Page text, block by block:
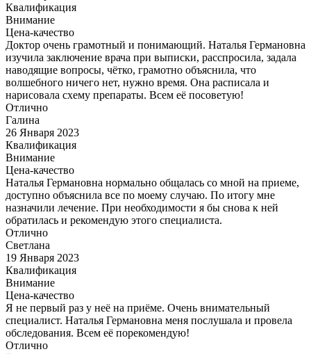
Квалификация
Внимание
Цена-качество
Доктор очень грамотный и понимающий. Наталья Германовна
изучила заключение врача при выписки, расспросила, задала
наводящие вопросы, чётко, грамотно объяснила, что
волшебного ничего нет, нужно время. Она расписала и
нарисовала схему препараты. Всем её посоветую!
Отлично
Галина
26 Января 2023
Квалификация
Внимание
Цена-качество
Наталья Германовна нормально общалась со мной на приеме,
доступно объяснила все по моему случаю. По итогу мне
назначили лечение. При необходимости я бы снова к ней
обратилась и рекомендую этого специалиста.
Отлично
Светлана
19 Января 2023
Квалификация
Внимание
Цена-качество
Я не первый раз у неё на приёме. Очень внимательный
специалист. Наталья Германовна меня послушала и провела
обследования. Всем её порекомендую!
Отлично